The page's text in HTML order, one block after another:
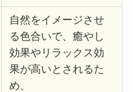
自然をイメージさせ
る色合いで、癒やし
効果やリラックス効
果が高いとされるた
め、